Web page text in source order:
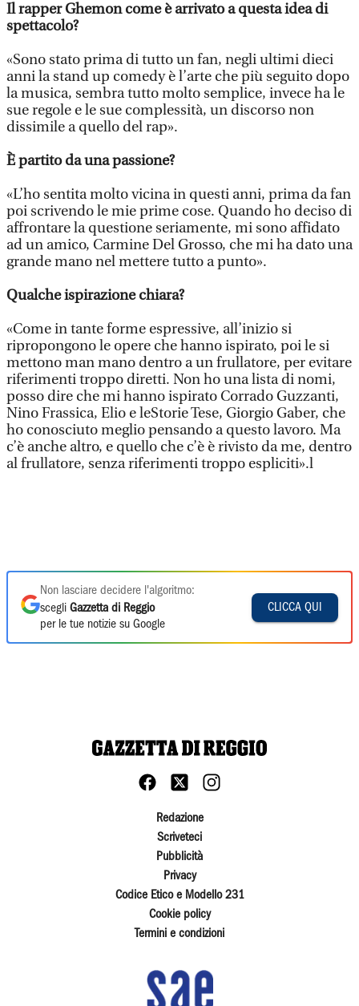
Il rapper Ghemon come è arrivato a questa idea di
spettacolo?
«Sono stato prima di tutto un fan, negli ultimi dieci
anni la stand up comedy è l’arte che più seguito dopo
la musica, sembra tutto molto semplice, invece ha le
sue regole e le sue complessità, un discorso non
dissimile a quello del rap».
È partito da una passione?
«L’ho sentita molto vicina in questi anni, prima da fan
poi scrivendo le mie prime cose. Quando ho deciso di
affrontare la questione seriamente, mi sono affidato
ad un amico, Carmine Del Grosso, che mi ha dato una
grande mano nel mettere tutto a punto».
Qualche ispirazione chiara?
«Come in tante forme espressive, all’inizio si
ripropongono le opere che hanno ispirato, poi le si
mettono man mano dentro a un frullatore, per evitare
riferimenti troppo diretti. Non ho una lista di nomi,
posso dire che mi hanno ispirato Corrado Guzzanti,
Nino Frassica, Elio e leStorie Tese, Giorgio Gaber, che
ho conosciuto meglio pensando a questo lavoro. Ma
c’è anche altro, e quello che c’è è rivisto da me, dentro
al frullatore, senza riferimenti troppo espliciti».l
Non lasciare decidere l'algoritmo:
scegli Gazzetta di Reggio
per le tue notizie su Google
CLICCA QUI
Redazione
Scriveteci
Pubblicità
Privacy
Codice Etico e Modello 231
Cookie policy
Termini e condizioni